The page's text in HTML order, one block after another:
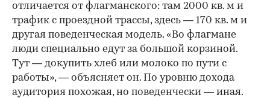
отличается от флагманского: там 2000 кв. м и
трафик с проездной трассы, здесь — 170 кв. м и
другая поведенческая модель. «Во флагмане
люди специально едут за большой корзиной.
Тут — докупить хлеб или молоко по пути с
работы», — объясняет он. По уровню дохода
аудитория похожая, но поведенчески — иная.